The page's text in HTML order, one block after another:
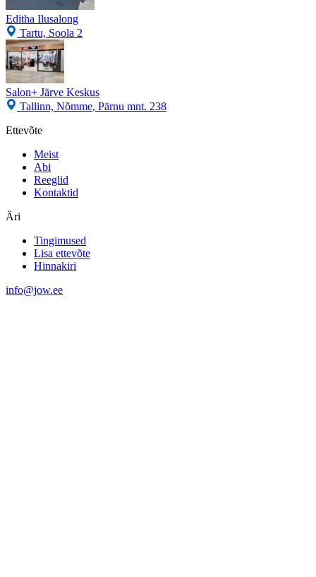
Editha Ilusalong
Tartu, Soola 2
Salon+ Järve Keskus
Tallinn, Nõmme, Pärnu mnt. 238
Ettevõte
Meist
Abi
Reeglid
Kontaktid
Äri
Tingimused
Lisa ettevõte
Hinnakiri
info@jow.ee